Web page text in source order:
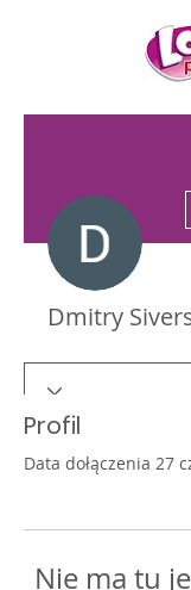
Dmitry
Profil
Data dołączenia 27
Nie ma tu